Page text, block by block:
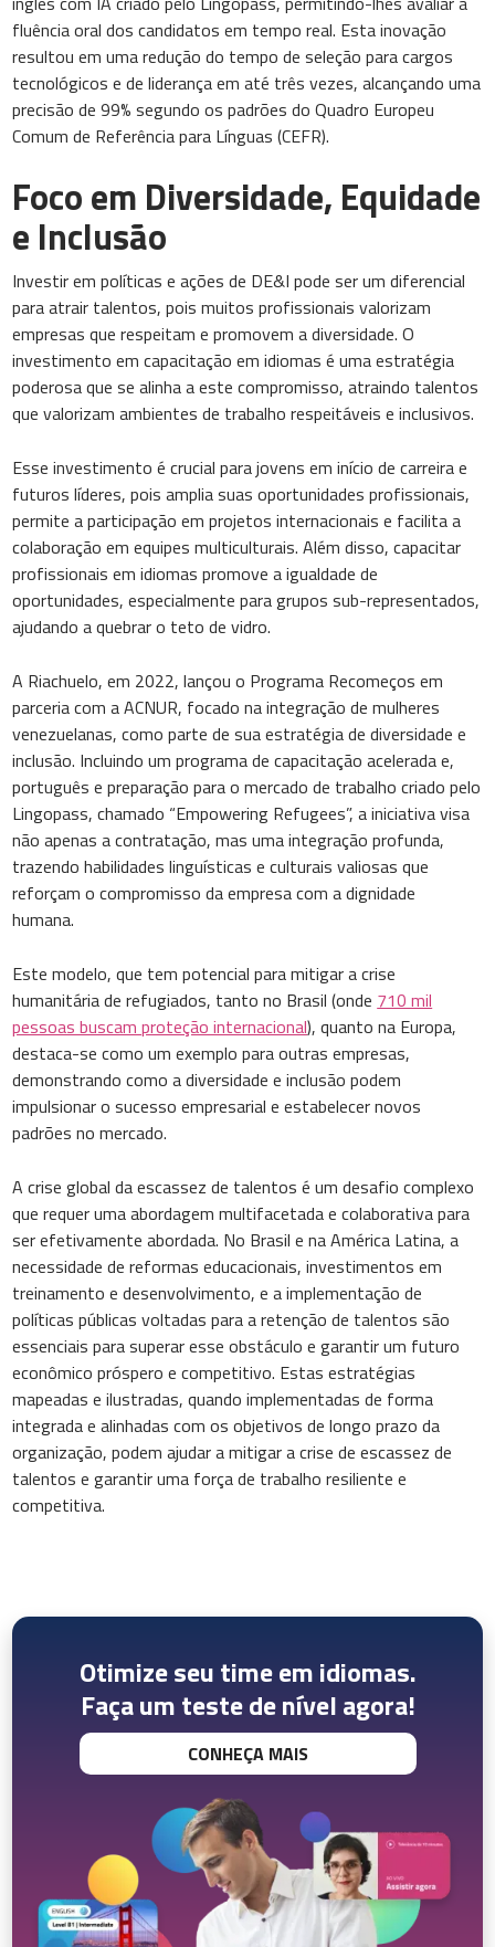
fluência oral dos candidatos em tempo real. Esta inovação
resultou em uma redução do tempo de seleção para cargos
tecnológicos e de liderança em até três vezes, alcançando uma
precisão de 99% segundo os padrões do Quadro Europeu
Comum de Referência para Línguas (CEFR).
Foco em Diversidade, Equidade
e Inclusão
Investir em políticas e ações de DE&I pode ser um diferencial
para atrair talentos, pois muitos profissionais valorizam
empresas que respeitam e promovem a diversidade. O
investimento em capacitação em idiomas é uma estratégia
poderosa que se alinha a este compromisso, atraindo talentos
que valorizam ambientes de trabalho respeitáveis e inclusivos.
Esse investimento é crucial para jovens em início de carreira e
futuros líderes, pois amplia suas oportunidades profissionais,
permite a participação em projetos internacionais e facilita a
colaboração em equipes multiculturais. Além disso, capacitar
profissionais em idiomas promove a igualdade de
oportunidades, especialmente para grupos sub-representados,
ajudando a quebrar o teto de vidro.
A Riachuelo, em 2022, lançou o Programa Recomeços em
parceria com a ACNUR, focado na integração de mulheres
venezuelanas, como parte de sua estratégia de diversidade e
inclusão. Incluindo um programa de capacitação acelerada e,
português e preparação para o mercado de trabalho criado pelo
Lingopass, chamado “Empowering Refugees”, a iniciativa visa
não apenas a contratação, mas uma integração profunda,
trazendo habilidades linguísticas e culturais valiosas que
reforçam o compromisso da empresa com a dignidade
humana.
Este modelo, que tem potencial para mitigar a crise
humanitária de refugiados, tanto no Brasil (onde 710 mil
pessoas buscam proteção internacional), quanto na Europa,
destaca-se como um exemplo para outras empresas,
demonstrando como a diversidade e inclusão podem
impulsionar o sucesso empresarial e estabelecer novos
padrões no mercado.
A crise global da escassez de talentos é um desafio complexo
que requer uma abordagem multifacetada e colaborativa para
ser efetivamente abordada. No Brasil e na América Latina, a
necessidade de reformas educacionais, investimentos em
treinamento e desenvolvimento, e a implementação de
políticas públicas voltadas para a retenção de talentos são
essenciais para superar esse obstáculo e garantir um futuro
econômico próspero e competitivo. Estas estratégias
mapeadas e ilustradas, quando implementadas de forma
integrada e alinhadas com os objetivos de longo prazo da
organização, podem ajudar a mitigar a crise de escassez de
talentos e garantir uma força de trabalho resiliente e
competitiva.
Otimize seu time em idiomas.
Faça um teste de nível agora!
CONHEÇA MAIS